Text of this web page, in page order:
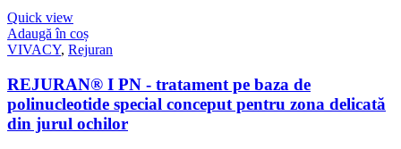
Quick view
Adaugă în coș
VIVACY, Rejuran
REJURAN® I PN - tratament pe baza de
polinucleotide special conceput pentru zona delicată
din jurul ochilor